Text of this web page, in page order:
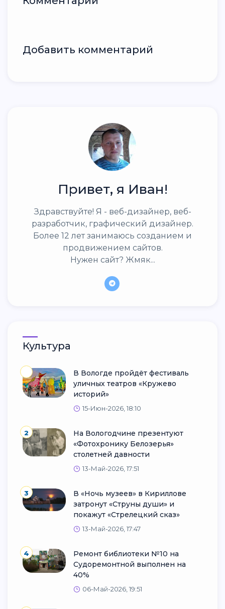
Добавить комментарий
Привет, я Иван!
Здравствуйте! Я - веб-дизайнер, веб-
разработчик, графический дизайнер.
Более 12 лет занимаюсь созданием и
продвижением сайтов.
Нужен сайт? Жмяк...
Культура
В Вологде пройдёт фестиваль
уличных театров «Кружево
историй»
15-Июн-2026, 18:10
2
На Вологодчине презентуют
«Фотохронику Белозерья»
столетней давности
13-Май-2026, 17:51
3
В «Ночь музеев» в Кириллове
затронут «Струны души» и
покажут «Стрелецкий сказ»
13-Май-2026, 17:47
4
Ремонт библиотеки №10 на
Судоремонтной выполнен на
40%
06-Май-2026, 19:51